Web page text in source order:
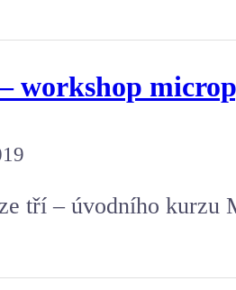
workshop
tří – úvodního kurzu